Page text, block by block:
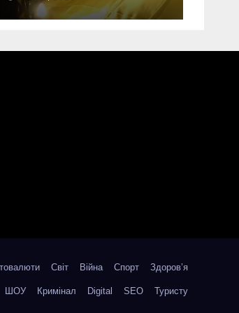
дорогу свого
Захисника – Олега
Світ Війна Спорт Здоров’я
ШОУ Кримінал Digital SEO Туристу